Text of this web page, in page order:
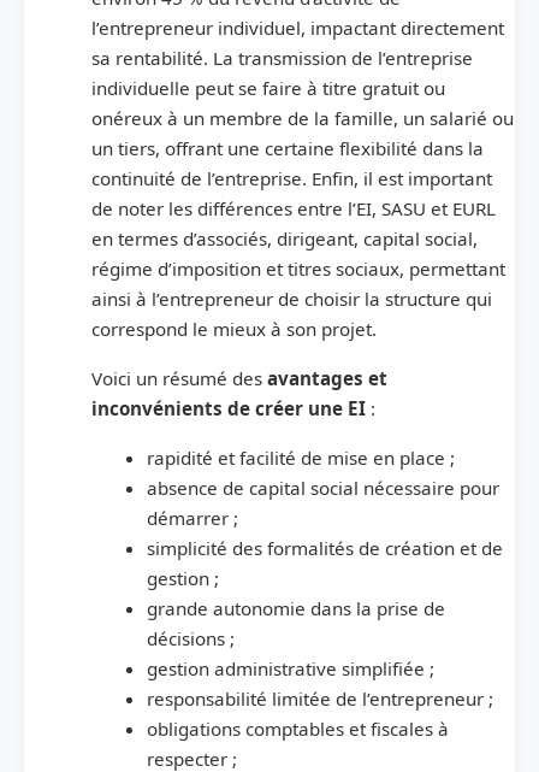
l’entrepreneur individuel, impactant directement
sa rentabilité. La transmission de l’entreprise
individuelle peut se faire à titre gratuit ou
onéreux à un membre de la famille, un salarié ou
un tiers, offrant une certaine flexibilité dans la
continuité de l’entreprise. Enfin, il est important
de noter les différences entre l’EI, SASU et EURL
en termes d’associés, dirigeant, capital social,
régime d’imposition et titres sociaux, permettant
ainsi à l’entrepreneur de choisir la structure qui
correspond le mieux à son projet.
Voici un résumé des avantages et
inconvénients de créer une EI :
rapidité et facilité de mise en place ;
absence de capital social nécessaire pour
démarrer ;
simplicité des formalités de création et de
gestion ;
grande autonomie dans la prise de
décisions ;
gestion administrative simplifiée ;
responsabilité limitée de l’entrepreneur ;
obligations comptables et fiscales à
respecter ;